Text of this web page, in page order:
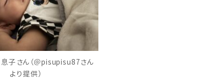
子さん（＠pisupisu87さん
より提供）